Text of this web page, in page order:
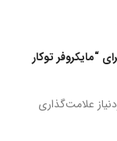
“مایکروفر توکار
علامت‌گذاری